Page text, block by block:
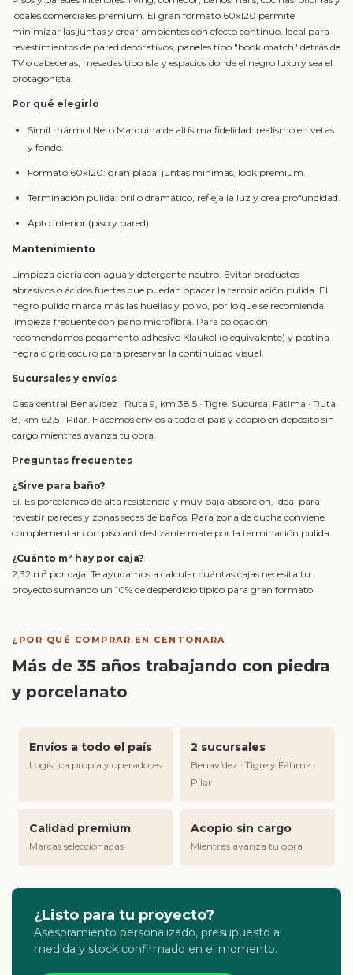
locales comerciales premium. El gran formato 60x120 permite
minimizar las juntas y crear ambientes con efecto continuo. Ideal para
revestimientos de pared decorativos, paneles tipo "book match" detrás de
TV o cabeceras, mesadas tipo isla y espacios donde el negro luxury sea el
protagonista.
Por qué elegirlo
Símil mármol Nero Marquina de altísima fidelidad: realismo en vetas
y fondo.
Formato 60x120: gran placa, juntas mínimas, look premium.
Terminación pulida: brillo dramático, refleja la luz y crea profundidad.
Apto interior (piso y pared).
Mantenimiento
Limpieza diaria con agua y detergente neutro. Evitar productos
abrasivos o ácidos fuertes que puedan opacar la terminación pulida. El
negro pulido marca más las huellas y polvo, por lo que se recomienda
limpieza frecuente con paño microfibra. Para colocación,
recomendamos pegamento adhesivo Klaukol (o equivalente) y pastina
negra o gris oscuro para preservar la continuidad visual.
Sucursales y envíos
Casa central Benavídez · Ruta 9, km 38,5 · Tigre. Sucursal Fátima · Ruta
8, km 62,5 · Pilar. Hacemos envíos a todo el país y acopio en depósito sin
cargo mientras avanza tu obra.
Preguntas frecuentes
¿Sirve para baño?
Sí. Es porcelánico de alta resistencia y muy baja absorción, ideal para
revestir paredes y zonas secas de baños. Para zona de ducha conviene
complementar con piso antideslizante mate por la terminación pulida.
¿Cuánto m² hay por caja?
2,32 m² por caja. Te ayudamos a calcular cuántas cajas necesita tu
proyecto sumando un 10% de desperdicio típico para gran formato.
¿POR QUÉ COMPRAR EN CENTONARA
Más de 35 años trabajando con piedra
y porcelanato
Envíos a todo el país
Logística propia y operadores
2 sucursales
Benavídez · Tigre y Fátima ·
Pilar
Calidad premium
Marcas seleccionadas
Acopio sin cargo
Mientras avanza tu obra
¿Listo para tu proyecto?
Asesoramiento personalizado, presupuesto a
medida y stock confirmado en el momento.